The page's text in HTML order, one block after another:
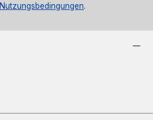
Nutzungsbedingungen.